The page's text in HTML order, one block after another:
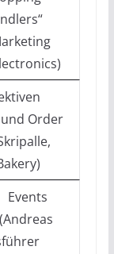
Order
Events